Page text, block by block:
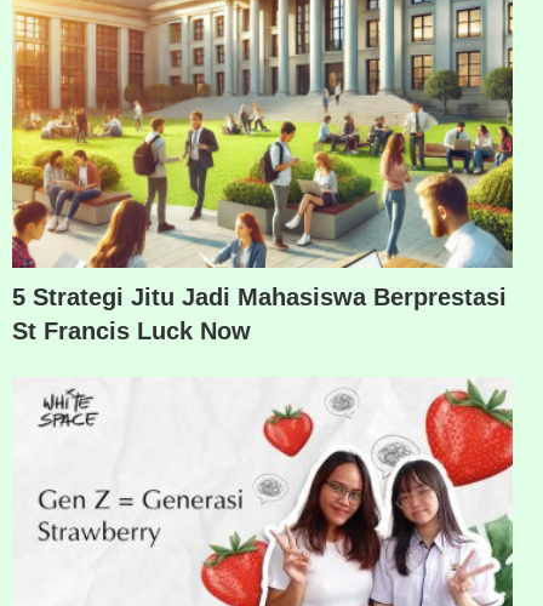
5 Strategi Jitu Jadi Mahasiswa Berprestasi
St Francis Luck Now